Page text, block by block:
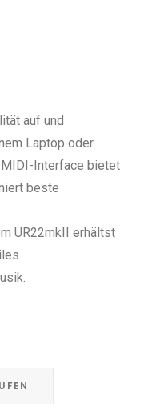
auf und
Laptop oder
MIDI-Interface bietet
beste
UR22mkII erhältst